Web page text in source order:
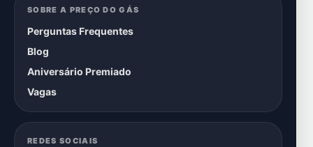
SOBRE A PREÇO DO GÁS
Perguntas Frequentes
Blog
Aniversário Premiado
Vagas
REDES SOCIAIS